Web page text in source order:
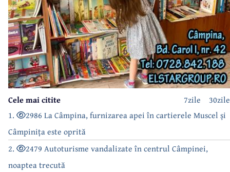
30zile
7zile
Cele mai citite
1.
2986 La Câmpina, furnizarea apei în cartierele Muscel și
Câmpinița este oprită
2.
2479 Autoturisme vandalizate în centrul Câmpinei,
noaptea trecută